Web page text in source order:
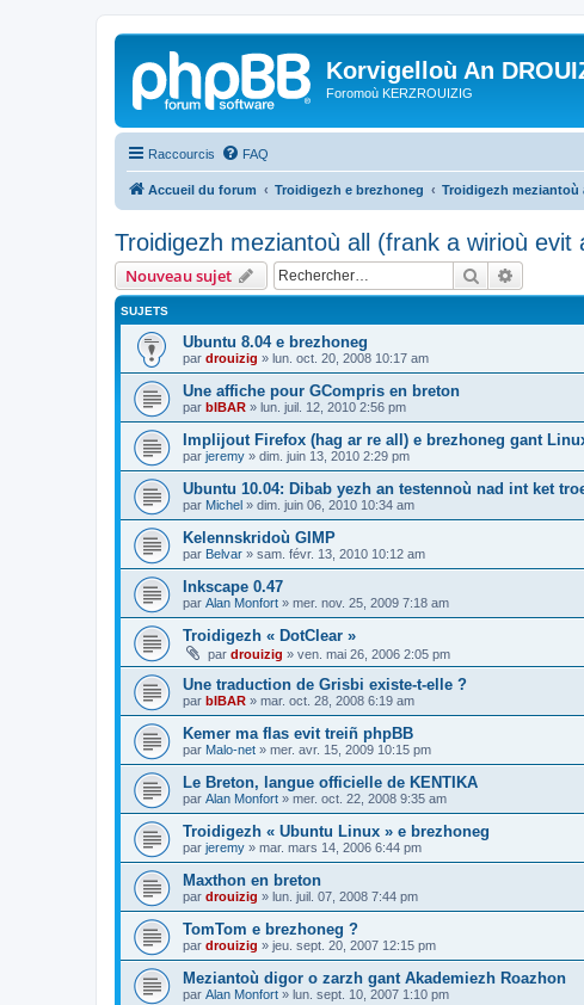
Korvigelloù An
Foromoù KERZROUIZIG
Raccourcis FAQ
Accueil du forum Troidigezh e brezhoneg Troidigezh meziantoù
Troidigezh meziantoù all (frank a wirioù evit
Nouveau sujet Rechercher
SUJETS
Ubuntu 8.04 e brezhoneg
par drouizig » lun. oct. 20, 2008 10:17 am
Une affiche pour GCompris en breton
par bIBAR » lun. juil. 12, 2010 2:56 pm
Implijout Firefox (hag ar re all) e brezhoneg gant
par jeremy » dim. juin 13, 2010 2:29 pm
Ubuntu 10.04: Dibab yezh an testennoù nad int ket
par Michel » dim. juin 06, 2010 10:34 am
Kelennskridoù GIMP
par Belvar » sam. févr. 13, 2010 10:12 am
Inkscape 0.47
par Alan Monfort » mer. nov. 25, 2009 7:18 am
Troidigezh « DotClear »
par drouizig » ven. mai 26, 2006 2:05 pm
Une traduction de Grisbi existe-t-elle ?
par bIBAR » mar. oct. 28, 2008 6:19 am
Kemer ma flas evit treiñ phpBB
par Malo-net » mer. avr. 15, 2009 10:15 pm
Le Breton, langue officielle de KENTIKA
par Alan Monfort » mer. oct. 22, 2008 9:35 am
Troidigezh « Ubuntu Linux » e brezhoneg
par jeremy » mar. mars 14, 2006 6:44 pm
Maxthon en breton
par drouizig » lun. juil. 07, 2008 7:44 pm
TomTom e brezhoneg ?
par drouizig » jeu. sept. 20, 2007 12:15 pm
Meziantoù digor o zarzh gant Akademiezh Roazhon
par Alan Monfort » lun. sept. 10, 2007 1:10 pm